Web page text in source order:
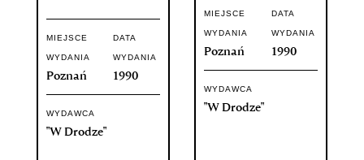
MIEJSCE
WYDANIA
Poznań
DATA
WYDANIA
1990
WYDAWCA
"W Drodze"
MIEJSCE
WYDANIA
Poznań
DATA
WYDANIA
1990
WYDAWCA
"W Drodze"